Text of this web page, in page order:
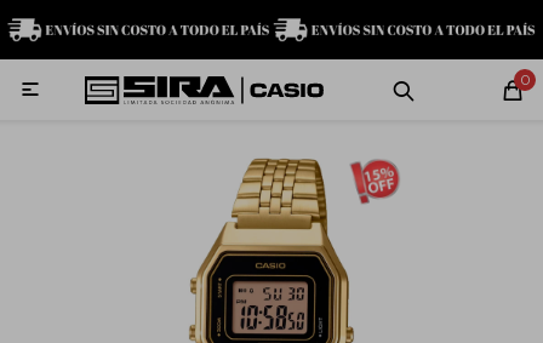
0

MI CUENTA
Relojes Servicio técnico Contacto